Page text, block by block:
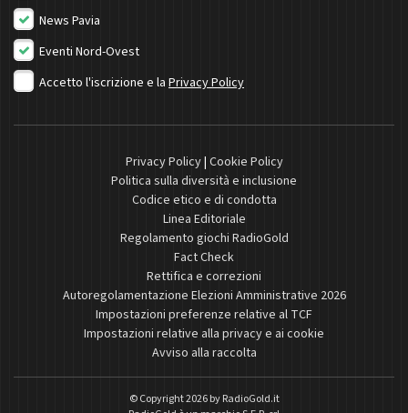
News Pavia
Eventi Nord-Ovest
Accetto l'iscrizione e la Privacy Policy
Privacy Policy| Cookie Policy
Politica sulla diversità e inclusione
Codice etico e di condotta
Linea Editoriale
Regolamento giochi RadioGold
Fact Check
Rettifica e correzioni
Autoregolamentazione Elezioni Amministrative 2026
Impostazioni preferenze relative al TCF
Impostazioni relative alla privacy e ai cookie
Avviso alla raccolta
© Copyright 2026 byRadioGold.it